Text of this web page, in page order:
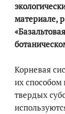
материале,
Корневая
их способом
твердых